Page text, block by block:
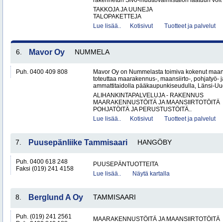
TAKKOJA JA UUNEJA
TALOPAKETTEJA
Lue lisää..
Kotisivut Tuotteet ja palvelut
6. Mavor Oy NUMMELA
Puh. 0400 409 808
Mavor Oy on Nummelasta toimiva kokenut
toteuttaa maarakennus-, maansiirto-, pohjatyö-
ammattitaidolla pääkaupunkiseudulla, Länsi-
ALIHANKINTAPALVELUJA - RAKENNUS
MAARAKENNUSTÖITÄ JA MAANSIIRTOTÖITÄ
POHJATÖITÄ JA PERUSTUSTÖITÄ..
Lue lisää..
Kotisivut Tuotteet ja palvelut
7. Puusepänliike Tammisaari HANGÖBY
Puh. 0400 618 248
Faksi (019) 241 4158
PUUSEPÄNTUOTTEITA
Lue lisää..
Näytä kartalla
8. Berglund A Oy TAMMISAARI
Puh. (019) 241 2561
MAARAKENNUSTÖITÄ JA MAANSIIRTOTÖITÄ